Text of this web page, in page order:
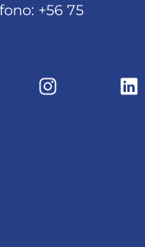
+56 75